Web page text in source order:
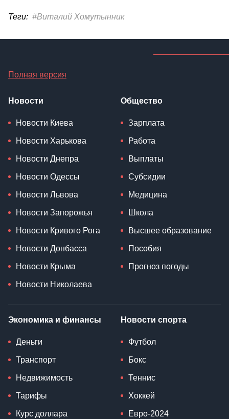
Теги: #Виталий Хомутынник
Полная версия
Новости
Новости Киева
Новости Харькова
Новости Днепра
Новости Одессы
Новости Львова
Новости Запорожья
Новости Кривого Рога
Новости Донбасса
Новости Крыма
Новости Николаева
Общество
Зарплата
Работа
Выплаты
Субсидии
Медицина
Школа
Высшее образование
Пособия
Прогноз погоды
Экономика и финансы
Деньги
Транспорт
Недвижимость
Тарифы
Курс доллара
Новости спорта
Футбол
Бокс
Теннис
Хоккей
Евро-2024